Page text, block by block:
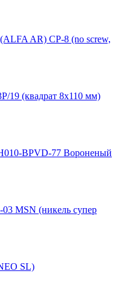
AR) CP-8 (no screw,
19 (квадрат 8х110 мм)
BPVD-77 Вороненый
MSN (никель супер
SL)